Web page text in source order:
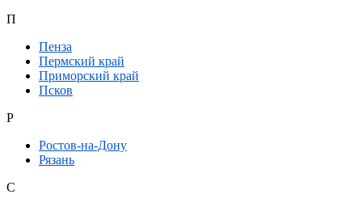
П
Пенза
Пермский край
Приморский край
Псков
Р
Ростов-на-Дону
Рязань
С